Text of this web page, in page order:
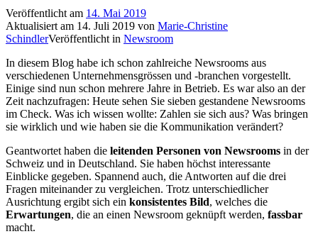
Veröffentlicht am 14. Mai 2019
Aktualisiert am 14. Juli 2019 von Marie-Christine
SchindlerVeröffentlicht in Newsroom
In diesem Blog habe ich schon zahlreiche Newsrooms aus
verschiedenen Unternehmensgrössen und -branchen vorgestellt.
Einige sind nun schon mehrere Jahre in Betrieb. Es war also an der
Zeit nachzufragen: Heute sehen Sie sieben gestandene Newsrooms
im Check. Was ich wissen wollte: Zahlen sie sich aus? Was bringen
sie wirklich und wie haben sie die Kommunikation verändert?
Geantwortet haben die leitenden Personen von Newsrooms in der
Schweiz und in Deutschland. Sie haben höchst interessante
Einblicke gegeben. Spannend auch, die Antworten auf die drei
Fragen miteinander zu vergleichen. Trotz unterschiedlicher
Ausrichtung ergibt sich ein konsistentes Bild, welches die
Erwartungen, die an einen Newsroom geknüpft werden, fassbar
macht.